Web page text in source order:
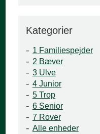
Kategorier
1 Familiespejder
2 Bæver
3 Ulve
4 Junior
5 Trop
6 Senior
7 Rover
Alle enheder